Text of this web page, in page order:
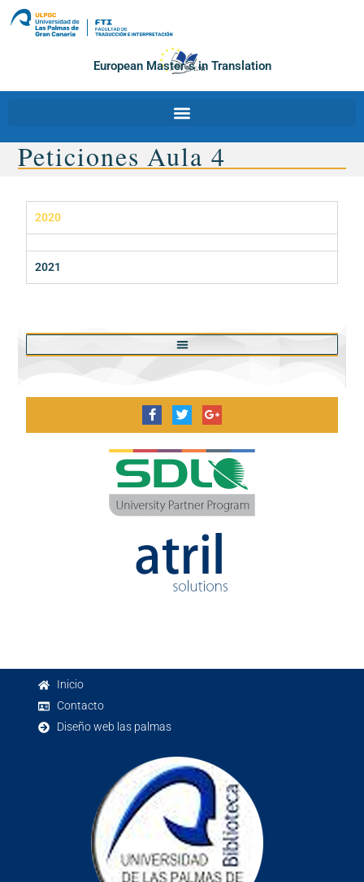
European Master´s in Translation
Peticiones Aula 4
2020
2021
Inicio
Contacto
Diseño web las palmas